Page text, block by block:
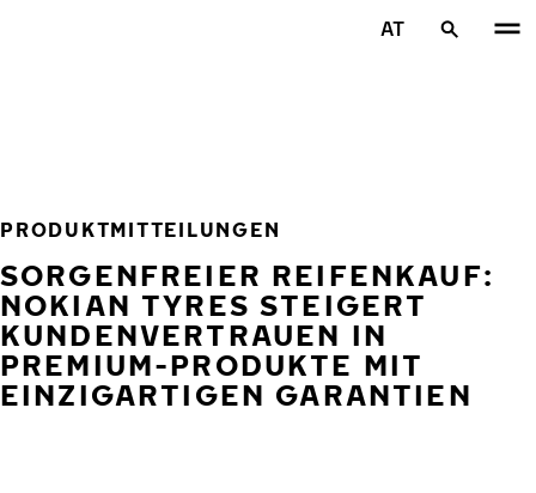
AT
PRODUKTMITTEILUNGEN
SORGENFREIER REIFENKAUF:
NOKIAN TYRES STEIGERT
KUNDENVERTRAUEN IN
PREMIUM-PRODUKTE MIT
EINZIGARTIGEN GARANTIEN